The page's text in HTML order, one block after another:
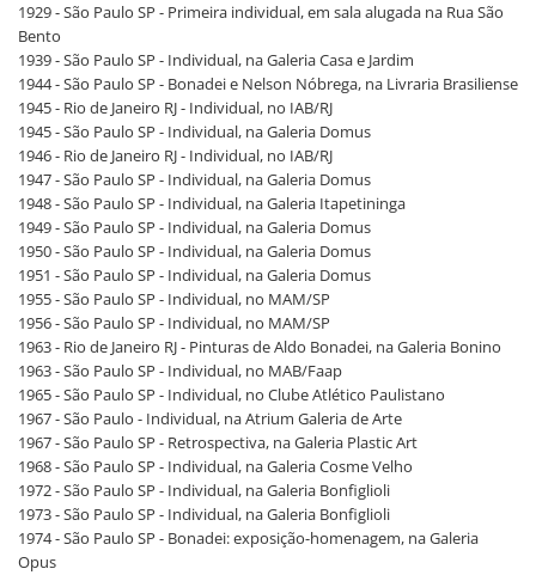
1929 - São Paulo SP - Primeira individual, em sala alugada na Rua São
Bento
1939 - São Paulo SP - Individual, na Galeria Casa e Jardim
1944 - São Paulo SP - Bonadei e Nelson Nóbrega, na Livraria Brasiliense
1945 - Rio de Janeiro RJ - Individual, no IAB/RJ
1945 - São Paulo SP - Individual, na Galeria Domus
1946 - Rio de Janeiro RJ - Individual, no IAB/RJ
1947 - São Paulo SP - Individual, na Galeria Domus
1948 - São Paulo SP - Individual, na Galeria Itapetininga
1949 - São Paulo SP - Individual, na Galeria Domus
1950 - São Paulo SP - Individual, na Galeria Domus
1951 - São Paulo SP - Individual, na Galeria Domus
1955 - São Paulo SP - Individual, no MAM/SP
1956 - São Paulo SP - Individual, no MAM/SP
1963 - Rio de Janeiro RJ - Pinturas de Aldo Bonadei, na Galeria Bonino
1963 - São Paulo SP - Individual, no MAB/Faap
1965 - São Paulo SP - Individual, no Clube Atlético Paulistano
1967 - São Paulo - Individual, na Atrium Galeria de Arte
1967 - São Paulo SP - Retrospectiva, na Galeria Plastic Art
1968 - São Paulo SP - Individual, na Galeria Cosme Velho
1972 - São Paulo SP - Individual, na Galeria Bonfiglioli
1973 - São Paulo SP - Individual, na Galeria Bonfiglioli
1974 - São Paulo SP - Bonadei: exposição-homenagem, na Galeria
Opus